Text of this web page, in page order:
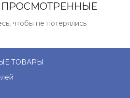
чтобы не потерялись
ТОВАРЫ